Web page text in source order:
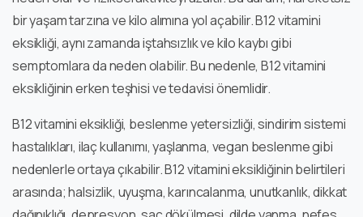
bir yaşam tarzına ve kilo alımına yol açabilir. B12 vitamini
eksikliği, aynı zamanda iştahsızlık ve kilo kaybı gibi
semptomlara da neden olabilir. Bu nedenle, B12 vitamini
eksikliğinin erken teşhisi ve tedavisi önemlidir.
B12 vitamini eksikliği, beslenme yetersizliği, sindirim sistemi
hastalıkları, ilaç kullanımı, yaşlanma, vegan beslenme gibi
nedenlerle ortaya çıkabilir. B12 vitamini eksikliğinin belirtileri
arasında; halsizlik, uyuşma, karıncalanma, unutkanlık, dikkat